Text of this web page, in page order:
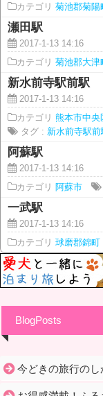
カテゴリ 菊池郡菊陽
瀬田駅
2017-1-13 14:16
カテゴリ 菊池郡大津
新水前寺駅前駅
2017-1-13 14:16
カテゴリ 熊本市中央
タグ : 新水前寺駅前
阿蘇駅
2017-1-13 14:16
カテゴリ 阿蘇市
一武駅
2017-1-13 14:16
カテゴリ 球磨郡錦町
BlogPosts
今どきの旅行のし